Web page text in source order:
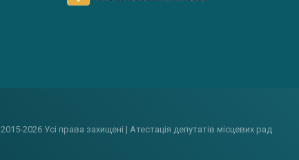
2015-2026 Усі права захищені | Атестація депутатів місцевих рад